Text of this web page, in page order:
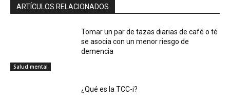
ARTÍCULOS RELACIONADOS
Salud mental
Tomar un par de tazas diarias de café o té
se asocia con un menor riesgo de
demencia
¿Qué es la TCC-i?